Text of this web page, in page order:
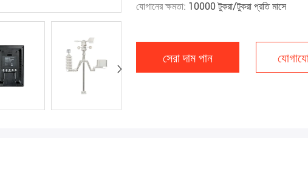
যোগানের ক্ষমতা: 10000 টুকরা/টুকরা প্রতি মাসে
সেরা দাম পান